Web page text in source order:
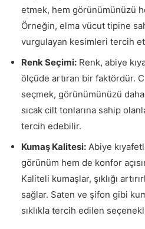
etmek, hem görünümünüzü
Örneğin, elma vücut tipine
vurgulayan kesimleri tercih
Renk Seçimi: Renk, abiye
ölçüde artıran bir faktördür.
seçmek, görünümünüzü
sıcak cilt tonlarına sahip
tercih edebilir.
Kumaş Kalitesi: Abiye
görünüm hem de konfor
Kaliteli kumaşlar, şıklığı
sağlar. Saten ve şifon gibi
sıklıkla tercih edilen